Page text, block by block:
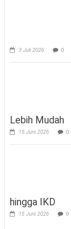
3 Juli 2026 0
Lebih Mudah
15 Juni 2026 0
hingga IKD
15 Juni 2026 0